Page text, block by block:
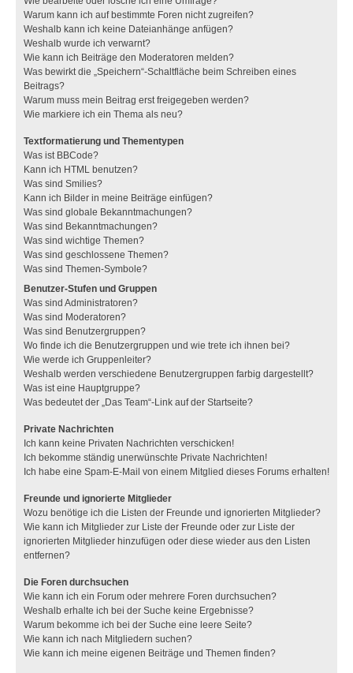
Warum kann ich auf bestimmte Foren nicht zugreifen?
Weshalb kann ich keine Dateianhänge anfügen?
Weshalb wurde ich verwarnt?
Wie kann ich Beiträge den Moderatoren melden?
Was bewirkt die „Speichern“-Schaltfläche beim Schreiben eines
Beitrags?
Warum muss mein Beitrag erst freigegeben werden?
Wie markiere ich ein Thema als neu?
Textformatierung und Thementypen
Was ist BBCode?
Kann ich HTML benutzen?
Was sind Smilies?
Kann ich Bilder in meine Beiträge einfügen?
Was sind globale Bekanntmachungen?
Was sind Bekanntmachungen?
Was sind wichtige Themen?
Was sind geschlossene Themen?
Was sind Themen-Symbole?
Benutzer-Stufen und Gruppen
Was sind Administratoren?
Was sind Moderatoren?
Was sind Benutzergruppen?
Wo finde ich die Benutzergruppen und wie trete ich ihnen bei?
Wie werde ich Gruppenleiter?
Weshalb werden verschiedene Benutzergruppen farbig dargestellt?
Was ist eine Hauptgruppe?
Was bedeutet der „Das Team“-Link auf der Startseite?
Private Nachrichten
Ich kann keine Privaten Nachrichten verschicken!
Ich bekomme ständig unerwünschte Private Nachrichten!
Ich habe eine Spam-E-Mail von einem Mitglied dieses Forums erhalten!
Freunde und ignorierte Mitglieder
Wozu benötige ich die Listen der Freunde und ignorierten Mitglieder?
Wie kann ich Mitglieder zur Liste der Freunde oder zur Liste der
ignorierten Mitglieder hinzufügen oder diese wieder aus den Listen
entfernen?
Die Foren durchsuchen
Wie kann ich ein Forum oder mehrere Foren durchsuchen?
Weshalb erhalte ich bei der Suche keine Ergebnisse?
Warum bekomme ich bei der Suche eine leere Seite?
Wie kann ich nach Mitgliedern suchen?
Wie kann ich meine eigenen Beiträge und Themen finden?